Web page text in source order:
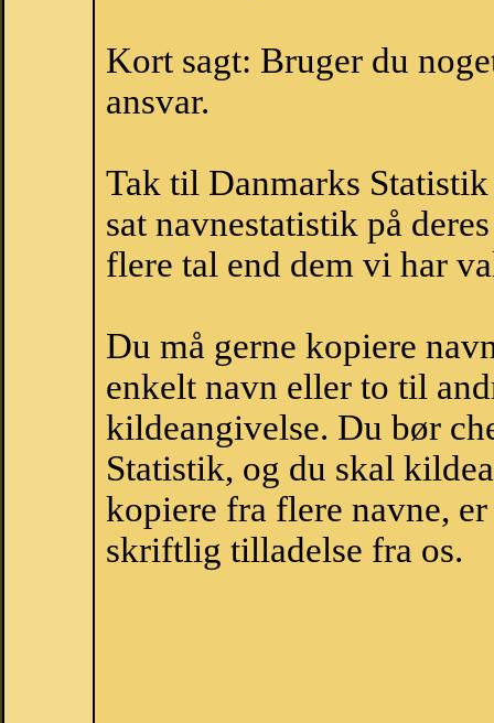
Kort sagt: Bruger du
ansvar.
Tak til Danmarks
sat navnestatistik på
flere tal end dem vi har
Du må gerne kopiere
enkelt navn eller to til
kildeangivelse. Du bør
Statistik, og du skal
kopiere fra flere navne,
skriftlig tilladelse fra os.